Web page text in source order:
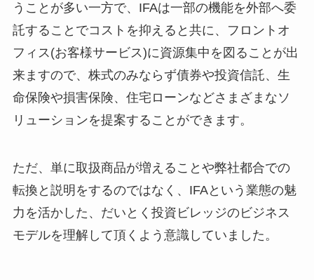
うことが多い一方で、IFAは一部の機能を外部へ委
託することでコストを抑えると共に、フロントオ
フィス(お客様サービス)に資源集中を図ることが出
来ますので、株式のみならず債券や投資信託、生
命保険や損害保険、住宅ローンなどさまざまなソ
リューションを提案することができます。
ただ、単に取扱商品が増えることや弊社都合での
転換と説明をするのではなく、IFAという業態の魅
力を活かした、だいとく投資ビレッジのビジネス
モデルを理解して頂くよう意識していました。